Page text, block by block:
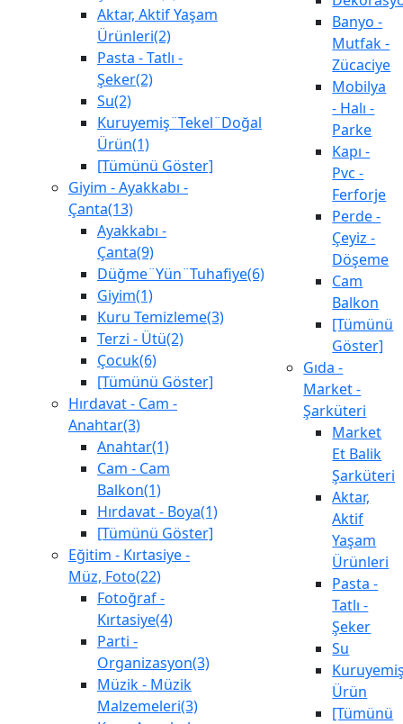
Aktar, Aktif Yaşam
Ürünleri(2)
Pasta - Tatlı -
Şeker(2)
Su(2)
Kuruyemiş¨Tekel¨Doğal
Ürün(1)
[Tümünü Göster]
Giyim - Ayakkabı -
Çanta(13)
Ayakkabı -
Çanta(9)
Düğme¨Yün¨Tuhafiye(6)
Giyim(1)
Kuru Temizleme(3)
Terzi - Ütü(2)
Çocuk(6)
[Tümünü Göster]
Hırdavat - Cam -
Anahtar(3)
Anahtar(1)
Cam - Cam
Balkon(1)
Hırdavat - Boya(1)
[Tümünü Göster]
Eğitim - Kırtasiye -
Müz, Foto(22)
Fotoğraf -
Kırtasiye(4)
Parti -
Organizasyon(3)
Müzik - Müzik
Malzemeleri(3)
Banyo -
Mutfak -
Zücaciye
Mobilya
- Halı -
Parke
Kapı -
Pvc -
Ferforje
Perde -
Çeyiz -
Döşeme
Cam
Balkon
[Tümünü
Göster]
Gıda -
Market -
Şarküteri
Market
Et Balik
Şarküteri
Aktar,
Aktif
Yaşam
Ürünleri
Pasta -
Tatlı -
Şeker
Su
Ürün
[Tümünü